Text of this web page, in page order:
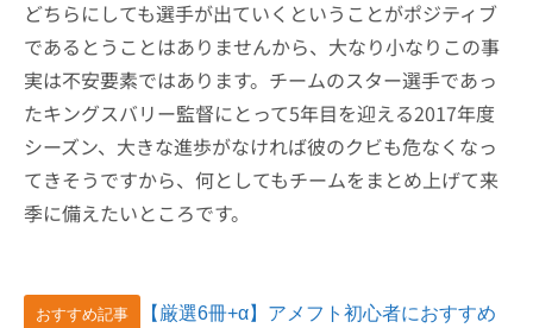
どちらにしても選手が出ていくということがポジティブ
であるとうことはありませんから、大なり小なりこの事
実は不安要素ではあります。チームのスター選手であっ
たキングスバリー監督にとって5年目を迎える2017年度
シーズン、大きな進歩がなければ彼のクビも危なくなっ
てきそうですから、何としてもチームをまとめ上げて来
季に備えたいところです。
おすすめ記事
【厳選6冊+α】アメフト初心者におすすめ